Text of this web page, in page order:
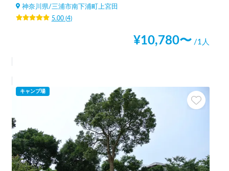
神奈川県/三浦市南下浦町上宮田
5.00(4)
¥10,780〜 /1人
キャンプ場